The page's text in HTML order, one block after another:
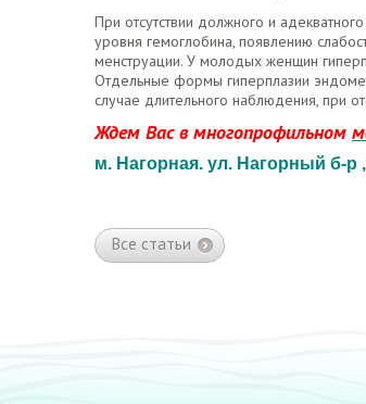
При отсутствии должного и
уровня гемоглобина, появлению
менструации. У молодых женщин
Отдельные формы гиперплазии
случае длительного наблюдения, при
Ждем Вас в многопрофильном
м. Нагорная. ул. Нагорный б-р ,
Все статьи